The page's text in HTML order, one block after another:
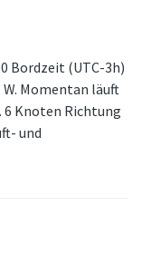
Bordzeit (UTC-3h)
Momentan läuft
6 Knoten Richtung
und